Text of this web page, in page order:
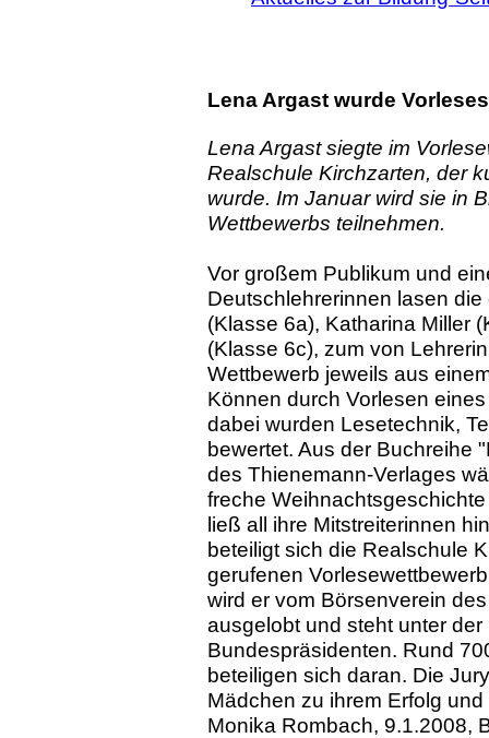
Lena Argast wurde
Lena Argast siegte im
Realschule Kirchzarten, der
wurde. Im Januar wird sie in
Wettbewerbs teilnehmen.
Vor großem Publikum und
Deutschlehrerinnen lasen
(Klasse 6a), Katharina Miller
(Klasse 6c), zum von
Wettbewerb jeweils aus
Können durch Vorlesen
dabei wurden Lesetechnik,
bewertet. Aus der
des Thienemann-Verlages
freche
ließ all ihre Mitstreiterinnen
beteiligt sich die Realschule
gerufenen
wird er vom Börsenverein
ausgelobt und steht unter
Bundespräsidenten. Rund
beteiligen sich daran. Die
Mädchen zu ihrem Erfolg
Monika Rombach, 9.1.2008,